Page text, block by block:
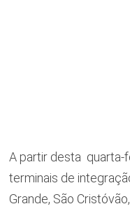
A partir desta quarta-
terminais de
Grande, São